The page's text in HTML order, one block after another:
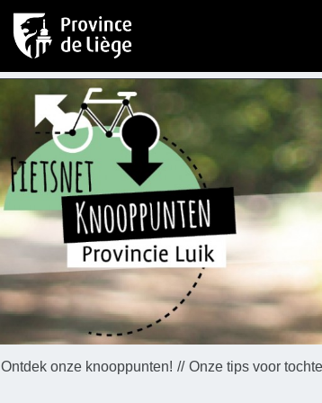
Ontdek onze knooppunten! Onze tips voor